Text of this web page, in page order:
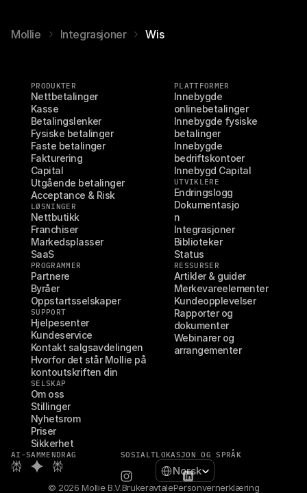
Mollie Integrasjoner Wis
PRODUKTER
Nettbetalinger
Kasse
Betalingslenker
Fysiske betalinger
Faste betalinger
Fakturering
Capital
Utgående betalinger
Acceptance & Risk
LØSNINGER
Nettbutikk
Franchiser
Markedsplasser
SaaS
PROGRAMMER
Partnere
Byråer
Oppstartsselskaper
SUPPORT
Hjelpesenter
Kundeservice
Kontakt salgsavdelingen
Hvorfor det står Mollie på
kontoutskriften din
SELSKAP
Om oss
Stillinger
Nyhetsrom
Priser
Sikkerhet
PLATTFORMER
Innebygde
onlinebetalinger
Innebygde fysiske
betalinger
Innebygde
bedriftskontoer
Innebygd Capital
UTVIKLERE
Endringslogg
Dokumentasjo
n
Integrasjoner
Biblioteker
Status
RESSURSER
Artikler & guider
Merkevareelementer
Kundeopplevelser
Rapporter og
dokumenter
Webinarer og
arrangementer
AI-SAMMENDRAG SOSIALTLOKASJON OG SPRÅK
Select Language
Norsk
© 2026 Mollie B.V.BrukeravtalePersonvernerklæring